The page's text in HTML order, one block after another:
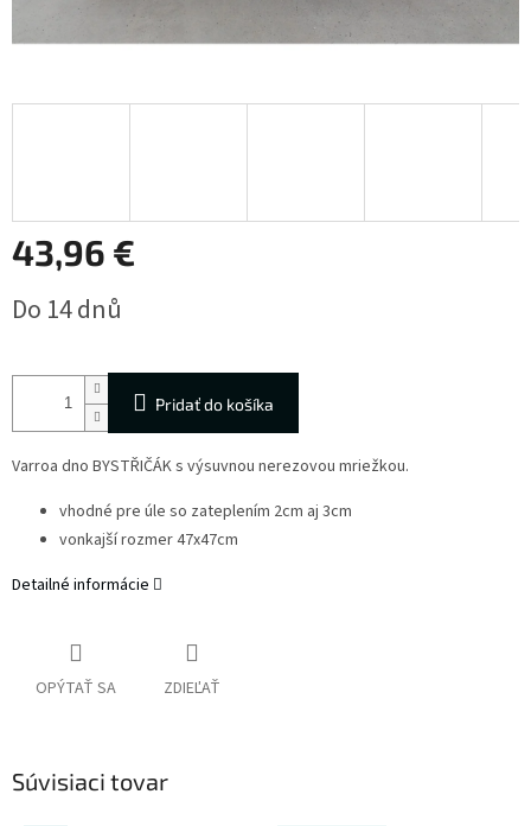
43,96 €
cena:
Do 14 dnů
Pridať do košíka
Varroa dno BYSTŘIČÁK s výsuvnou nerezovou mriežkou.
vhodné pre úle so zateplením 2cm aj 3cm
vonkajší rozmer 47x47cm
Detailné informácie
OPÝTAŤ SA ZDIEĽAŤ
Súvisiaci tovar